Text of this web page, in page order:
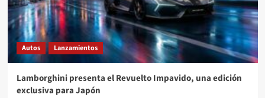
Autos Lanzamientos
Lamborghini presenta el Revuelto Impavido, una edición
exclusiva para Japón